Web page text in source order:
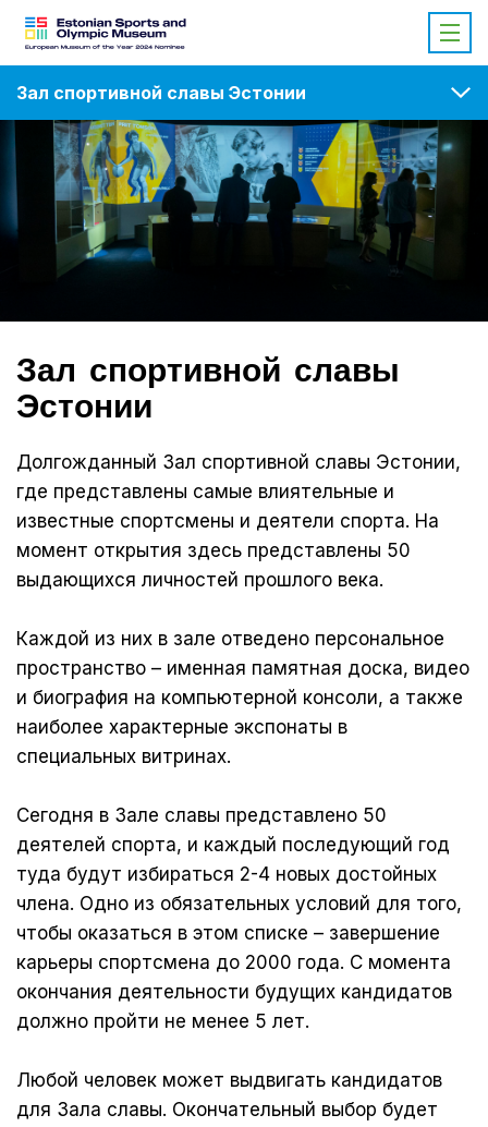
Зал спортивной славы Эстонии
Зал спортивной славы
Эстонии
Долгожданный Зал спортивной славы Эстонии,
где представлены самые влиятельные и
известные спортсмены и деятели спорта. На
момент открытия здесь представлены 50
выдающихся личностей прошлого века.
Каждой из них в зале отведено персональное
пространство – именная памятная доска, видео
и биография на компьютерной консоли, а также
наиболее характерные экспонаты в
специальных витринах.
Сегодня в Зале славы представлено 50
деятелей спорта, и каждый последующий год
туда будут избираться 2-4 новых достойных
члена. Одно из обязательных условий для того,
чтобы оказаться в этом списке – завершение
карьеры спортсмена до 2000 года. С момента
окончания деятельности будущих кандидатов
должно пройти не менее 5 лет.
Любой человек может выдвигать кандидатов
для Зала славы. Окончательный выбор будет